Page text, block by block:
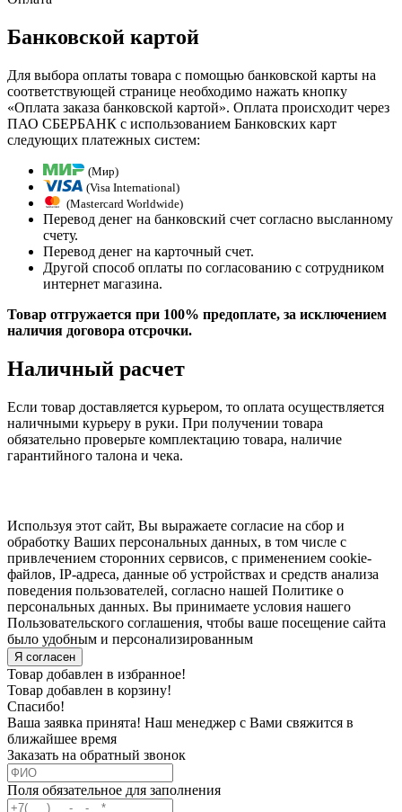
Банковской картой
Для выбора оплаты товара с помощью банковской карты на
соответствующей странице необходимо нажать кнопку
«Оплата заказа банковской картой». Оплата происходит через
ПАО СБЕРБАНК с использованием Банковских карт
следующих платежных систем:
(Мир)
(Visa International)
(Mastercard Worldwide)
Перевод денег на банковский счет согласно высланному
счету.
Перевод денег на карточный счет.
Другой способ оплаты по согласованию с сотрудником
интернет магазина.
Товар отгружается при 100% предоплате, за исключением
наличия договора отсрочки.
Наличный расчет
Если товар доставляется курьером, то оплата осуществляется
наличными курьеру в руки. При получении товара
обязательно проверьте комплектацию товара, наличие
гарантийного талона и чека.
Используя этот сайт, Вы выражаете согласие на сбор и
обработку Ваших персональных данных, в том числе с
привлечением сторонних сервисов, с применением cookie-
файлов, IP-адреса, данные об устройствах и средств анализа
поведения пользователей, согласно нашей Политике о
персональных данных. Вы принимаете условия нашего
Пользовательского соглашения, чтобы ваше посещение сайта
было удобным и персонализированным
Я согласен
Товар добавлен в избранное!
Товар добавлен в корзину!
Спасибо!
Ваша заявка принята! Наш менеджер с Вами свяжится в
ближайшее время
Заказать на обратный звонок
Поля обязательное для заполнения